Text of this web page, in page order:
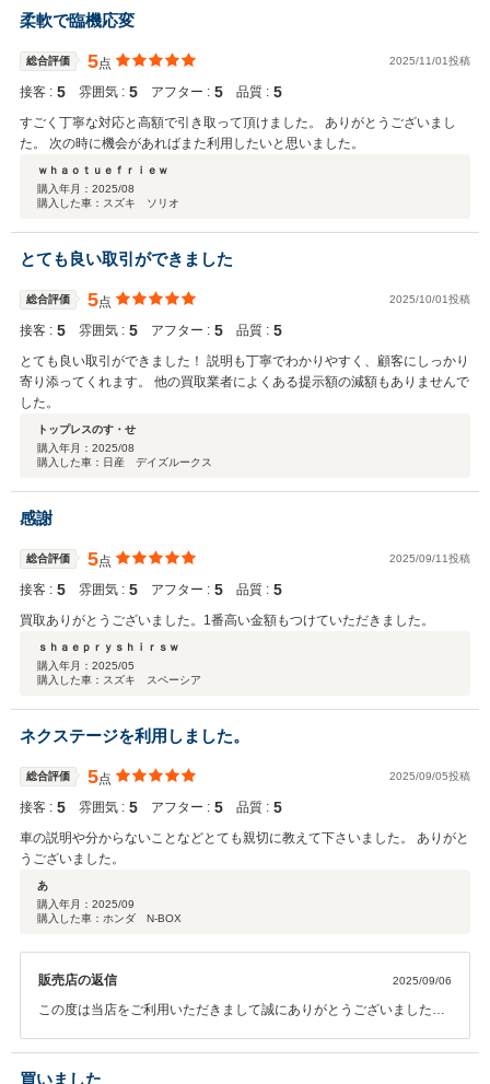
柔軟で臨機応変
総合評価 5点 2025/11/01投稿
接客 : 5 雰囲気 : 5 アフター : 5 品質 : 5
すごく丁寧な対応と高額で引き取って頂けました。 ありがとうございまし
た。 次の時に機会があればまた利用したいと思いました。
ｗｈａｏｔｕｅｆｒｉｅｗ
購入年月： 2025/08
購入した車：スズキ ソリオ
とても良い取引ができました
総合評価 5点 2025/10/01投稿
接客 : 5 雰囲気 : 5 アフター : 5 品質 : 5
とても良い取引ができました！ 説明も丁寧でわかりやすく、顧客にしっかり
寄り添ってくれます。 他の買取業者によくある提示額の減額もありませんで
した。
トップレスのす・せ
購入年月： 2025/08
購入した車：日産 デイズルークス
感謝
総合評価 5点 2025/09/11投稿
接客 : 5 雰囲気 : 5 アフター : 5 品質 : 5
買取ありがとうございました。1番高い金額もつけていただきました。
ｓｈａｅｐｒｙｓｈｉｒｓｗ
購入年月： 2025/05
購入した車：スズキ スペーシア
ネクステージを利用しました。
総合評価 5点 2025/09/05投稿
接客 : 5 雰囲気 : 5 アフター : 5 品質 : 5
車の説明や分からないことなどとても親切に教えて下さいました。 ありがと
うございました。
あ
購入年月： 2025/09
購入した車：ホンダ N-BOX
販売店の返信 2025/09/06
この度は当店をご利用いただきまして誠にありがとうございました。
買いました